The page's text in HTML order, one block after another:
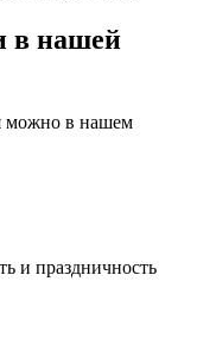
в нашей
можно в нашем
и праздничность